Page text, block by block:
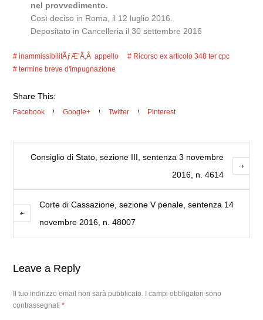
nel provvedimento.
Così deciso in Roma, il 12 luglio 2016.
Depositato in Cancelleria il 30 settembre 2016
inammissibilitÃƒÆ’Ã‚Â appello
Ricorso ex articolo 348 ter cpc
termine breve d'impugnazione
Share This:
Facebook Google+ Twitter Pinterest
Consiglio di Stato, sezione III, sentenza 3 novembre
2016, n. 4614
Corte di Cassazione, sezione V penale, sentenza 14
novembre 2016, n. 48007
Leave a Reply
Il tuo indirizzo email non sarà pubblicato.
I campi obbligatori sono
contrassegnati*